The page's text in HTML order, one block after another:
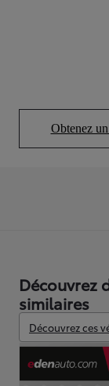
Obtenez
Découvrez
similaires
Découvrez ces